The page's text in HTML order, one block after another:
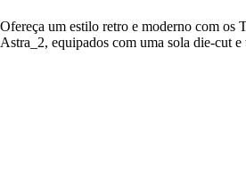
Ofereça um estilo retro e moderno com os
Astra_2, equipados com uma sola die-cut e